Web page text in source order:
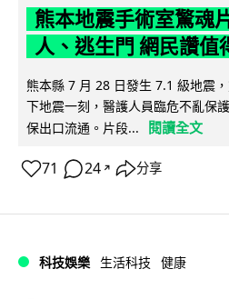
熊本地震手術室驚魂
人、逃生門 網民讚值
熊本縣 7 月 28 日發生 7.1 級地震
下地震一刻，醫護人員臨危不亂保
保出口流通。片段...
閱讀全文
71 24 ↗ 分享
科技娛樂 生活科技 健康